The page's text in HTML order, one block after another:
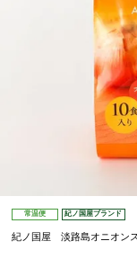
常温便 紀ノ国屋ブランド
紀ノ国屋 淡路島オニオン